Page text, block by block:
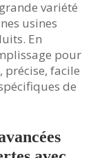
variété
usines
En
pour
précise, facile
de